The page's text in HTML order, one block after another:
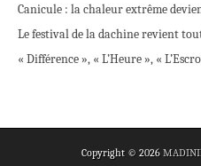
Canicule : la chaleur extrême
Le festival de la dachine revient
« Différence », « L’Heure », «
Copyright © 2026